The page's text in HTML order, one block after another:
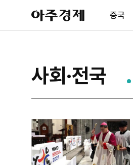
아
주
제
중국
사회·전국